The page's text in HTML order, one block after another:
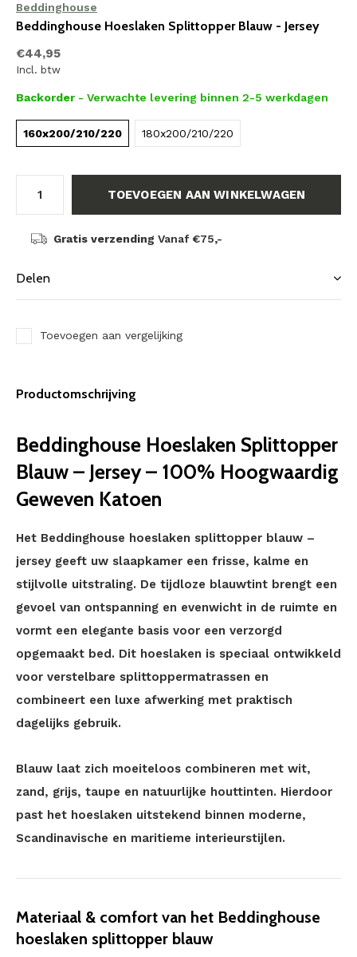
Beddinghouse
Beddinghouse Hoeslaken Splittopper Blauw - Jersey
€44,95
Incl. btw
Backorder - Verwachte levering binnen 2-5 werkdagen
160x200/210/220 180x200/210/220
TOEVOEGEN AAN WINKELWAGEN
Gratis verzending Vanaf €75,-
Delen
Toevoegen aan vergelijking
Productomschrijving
Beddinghouse Hoeslaken Splittopper
Blauw – Jersey – 100% Hoogwaardig
Geweven Katoen
Het Beddinghouse hoeslaken splittopper blauw –
jersey geeft uw slaapkamer een frisse, kalme en
stijlvolle uitstraling. De tijdloze blauwtint brengt een
gevoel van ontspanning en evenwicht in de ruimte en
vormt een elegante basis voor een verzorgd
opgemaakt bed. Dit hoeslaken is speciaal ontwikkeld
voor verstelbare splittoppermatrassen en
combineert een luxe afwerking met praktisch
dagelijks gebruik.
Blauw laat zich moeiteloos combineren met wit,
zand, grijs, taupe en natuurlijke houttinten. Hierdoor
past het hoeslaken uitstekend binnen moderne,
Scandinavische en maritieme interieurstijlen.
Materiaal & comfort van het Beddinghouse
hoeslaken splittopper blauw